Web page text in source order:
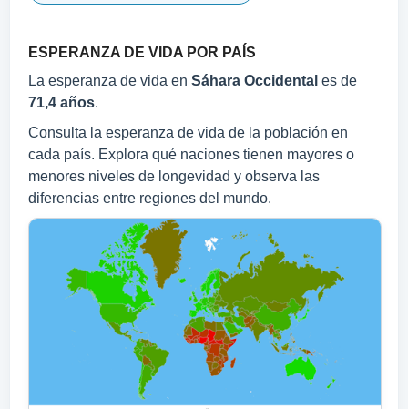
ESPERANZA DE VIDA POR PAÍS
La esperanza de vida en Sáhara Occidental es de
71,4 años.
Consulta la esperanza de vida de la población en
cada país. Explora qué naciones tienen mayores o
menores niveles de longevidad y observa las
diferencias entre regiones del mundo.